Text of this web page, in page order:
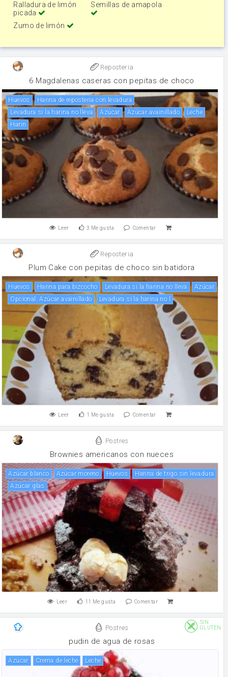
Ralladura de limón
picada
Semillas de amapola
Zumo de limón
Reposteria
6 Magdalenas caseras con pepitas de choco
huevos
Harina de reposteria con levadura
Levadura si la harina no lleva
Azúcar Azúcar avainillado
leche
Harin
Leer 3 Me gusta Comentar
Reposteria
Plum Cake con pepitas de choco sin batidora
huevos Harina para bizcocho Levadura si la harina no lleva
Azúcar
Opcional: Azúcar avainillado
Levadura si la harina no l
Leer 1 Me gusta Comentar
Postres
Brownies americanos con nueces
Azúcar blanco Azúcar moreno huevos
Harina de trigo sin levadura
azúcar glas
Leer 11 Me gusta Comentar
Postres
SIN
GLUTEN
pudin de agua de rosas
Azúcar crema de leche leche